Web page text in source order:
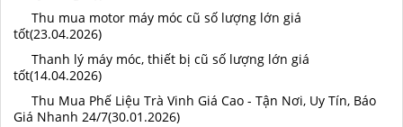
Thu mua motor máy móc cũ số lượng lớn giá
tốt(23.04.2026)
Thanh lý máy móc, thiết bị cũ số lượng lớn giá
tốt(14.04.2026)
Thu Mua Phế Liệu Trà Vinh Giá Cao - Tận Nơi, Uy Tín, Báo
Giá Nhanh 24/7(30.01.2026)